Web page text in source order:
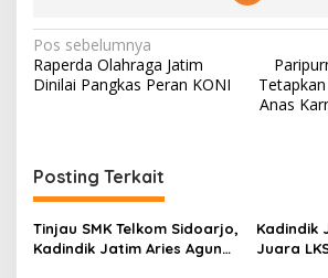
N
a
g
a
s
Pos sebelumnya
Raperda Olahraga Jatim
Dinilai Pangkas Peran KONI
Anas
Posting Terkait
Tinjau SMK Telkom Sidoarjo,
Kadindik Jatim Aries Agung
Kadindik
Juara